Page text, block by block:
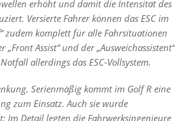
erhöht und damit die Intensität des
Versierte Fahrer können das ESC im
zudem komplett für alle Fahrsituationen
„Front Assist“ und der „Ausweichassistent“
allerdings das ESC-Vollsystem.
Serienmäßig kommt im Golf R eine
zum Einsatz. Auch sie wurde
Im Detail legten die Fahrwerksingenieure